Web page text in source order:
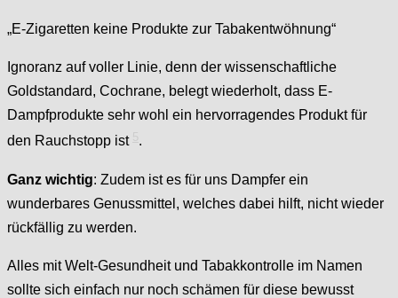
„E-Zigaretten keine Produkte zur Tabakentwöhnung“
Ignoranz auf voller Linie, denn der wissenschaftliche
Goldstandard, Cochrane, belegt wiederholt, dass E-
Dampfprodukte sehr wohl ein hervorragendes Produkt für
den Rauchstopp ist
.
Ganz wichtig: Zudem ist es für uns Dampfer ein
wunderbares Genussmittel, welches dabei hilft, nicht wieder
rückfällig zu werden.
Alles mit Welt-Gesundheit und Tabakkontrolle im Namen
sollte sich einfach nur noch schämen für diese bewusst